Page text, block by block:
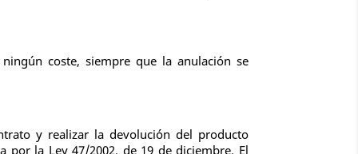
coste, siempre que la anulación se
y realizar la devolución del producto
la Ley 47/2002, de 19 de diciembre. El